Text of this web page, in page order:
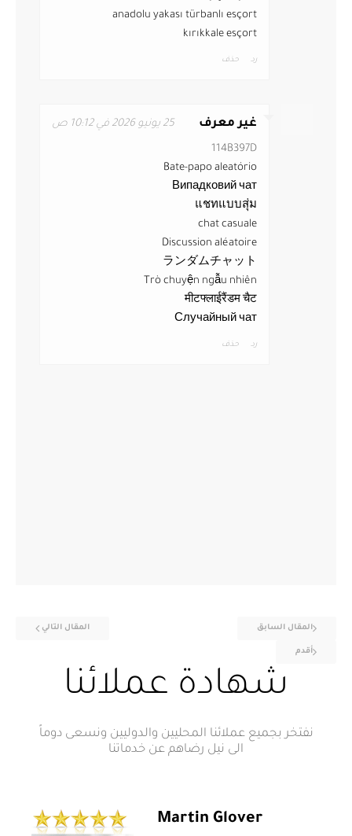
anadolu yakası türbanlı esçort
kırıkkale esçort
رد حذف
غير معرف 25 يونيو 2026 في 10:12 ص
114B397D
Bate-papo aleatório
Випадковий чат
แชทแบบสุ่ม
chat casuale
Discussion aléatoire
ランダムチャット
Trò chuyện ngẫu nhiên
मीटफ्लाईरैंडम चैट
Случайный чат
رد حذف
المقال التالي المقال السابق
أقدم
شهادة عملائنا
نفتخر بجميع عملائنا المحليين والدوليين ونسعى دوماً
الى نيل رضاهم عن خدماتنا
Martin Glover